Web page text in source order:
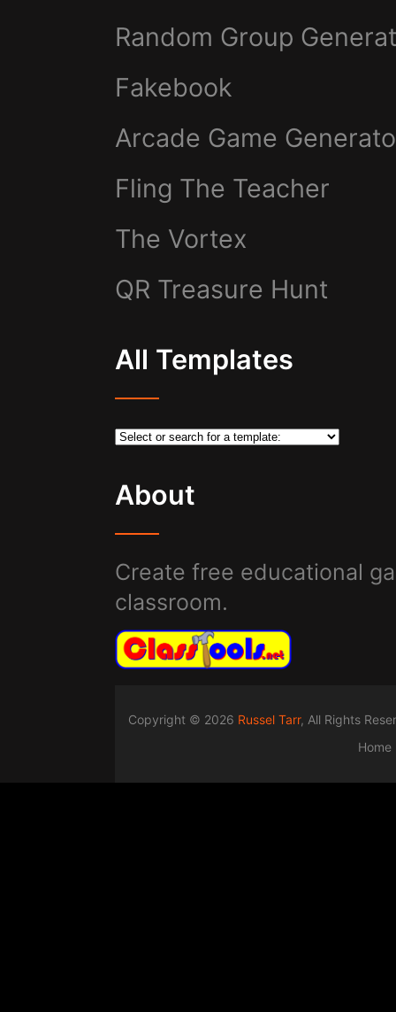
Random Group
Fakebook
Arcade Game
Fling The Teacher
The Vortex
QR Treasure Hunt
All Templates
About
Create free educational
classroom.
Copyright © 2026 Russel Tarr, All Rights
Home